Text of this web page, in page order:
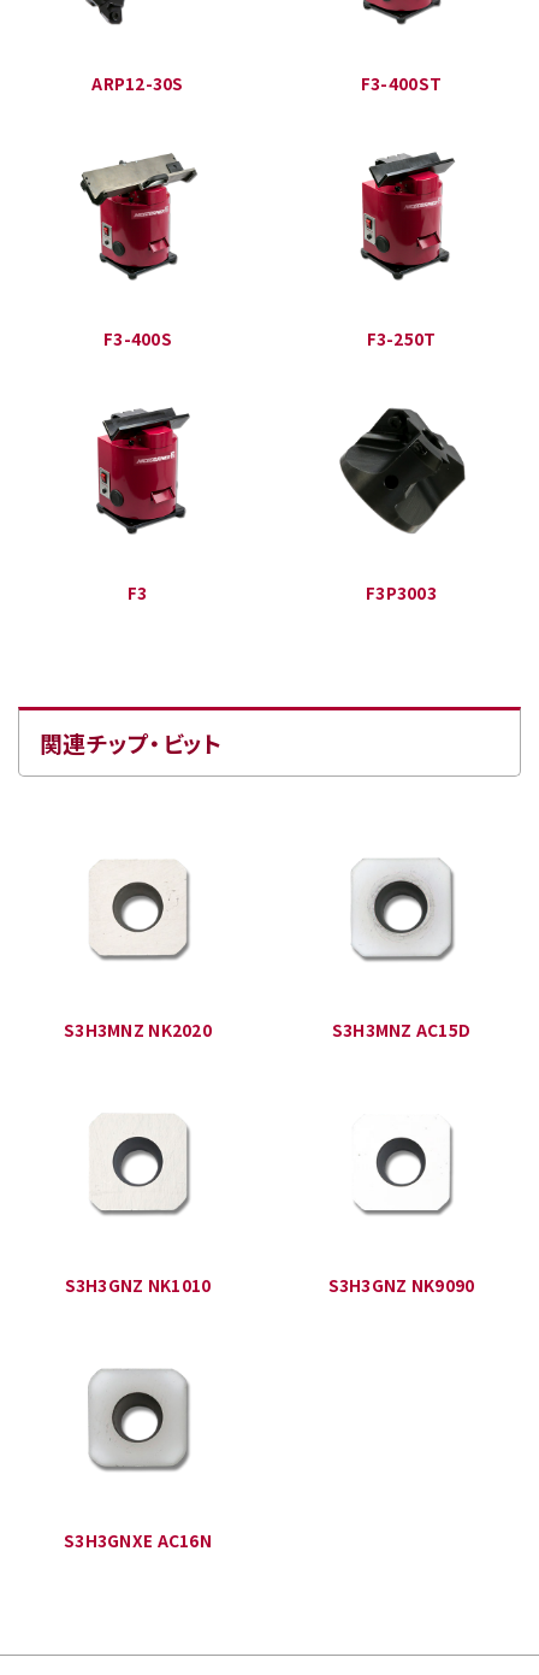
ARP12-30S F3-400ST
F3-400S F3-250T
F3 F3P3003
関連チップ・ビット
S3H3MNZ NK2020 S3H3MNZ AC15D
S3H3GNZ NK1010 S3H3GNZ NK9090
S3H3GNXE AC16N